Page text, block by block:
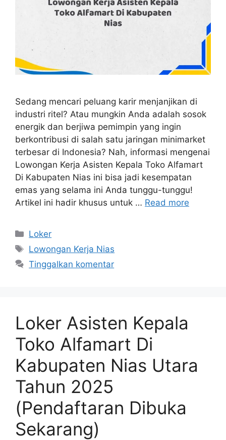
Sedang mencari peluang karir menjanjikan di
industri ritel? Atau mungkin Anda adalah sosok
energik dan berjiwa pemimpin yang ingin
berkontribusi di salah satu jaringan minimarket
terbesar di Indonesia? Nah, informasi mengenai
Lowongan Kerja Asisten Kepala Toko Alfamart
Di Kabupaten Nias ini bisa jadi kesempatan
emas yang selama ini Anda tunggu-tunggu!
Artikel ini hadir khusus untuk … Read more
Kategori
Loker
Tag
Lowongan Kerja Nias
Tinggalkan komentar
Loker Asisten Kepala
Toko Alfamart Di
Kabupaten Nias Utara
Tahun 2025
(Pendaftaran Dibuka
Sekarang)